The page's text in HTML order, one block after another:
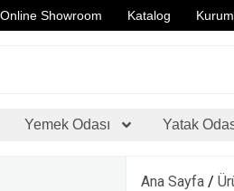
Online Showroom Katalog
Yemek Odası Yatak
Ana Sayfa /